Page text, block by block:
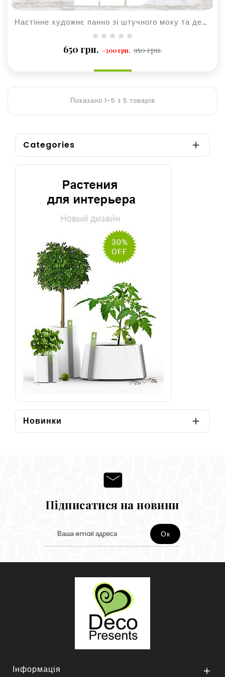
Настінне художнє панно зі штучного моху та дерев'яного коріння
650 грн. Базова
-300 грн. 950 грн.Ціна
Показано 1-5 з 5 товарів
Categories 
Новинки 
Підписатися на новини
Інформація 